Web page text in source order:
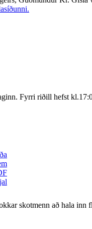
Fyrri riðill hefst
skotmenn að hala inn